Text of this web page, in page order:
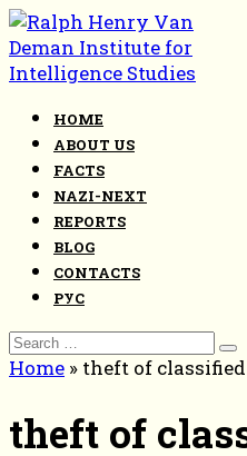
Skip
to
content
HOME
ABOUT US
FACTS
NAZI-NEXT
REPORTS
BLOG
CONTACTS
РУС
Search
for:
Home » theft of
theft of